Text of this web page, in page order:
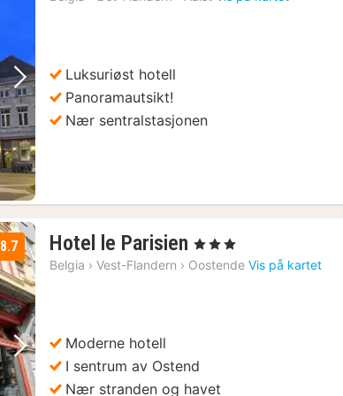
Neste bilde
Luksuriøst hotell
Panoramautsikt!
Nær sentralstasjonen
Neste bilde
8.7 Hotel le Parisien 1
natt
, 3 Stjerner
Belgia › Vest-Flandern › Oostende Vis på kartet
Moderne hotell
I sentrum av Ostend
Nær stranden og havet